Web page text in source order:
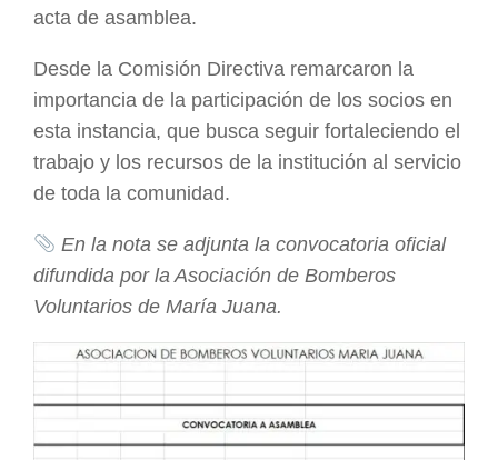
acta de asamblea.
Desde la Comisión Directiva remarcaron la
importancia de la participación de los socios en
esta instancia, que busca seguir fortaleciendo el
trabajo y los recursos de la institución al servicio
de toda la comunidad.
En la nota se adjunta la convocatoria oficial
difundida por la Asociación de Bomberos
Voluntarios de María Juana.